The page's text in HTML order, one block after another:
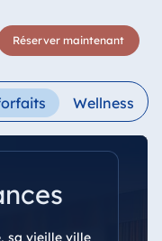
Réserver maintenant
Italiano
Wellness
sa vieille ville